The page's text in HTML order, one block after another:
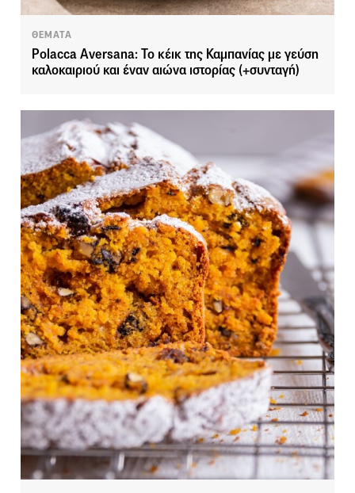
ΘΕΜΑΤΑ
Polacca Aversana: Το κέικ της Καμπανίας με γεύση
καλοκαιριού και έναν αιώνα ιστορίας (+συνταγή)